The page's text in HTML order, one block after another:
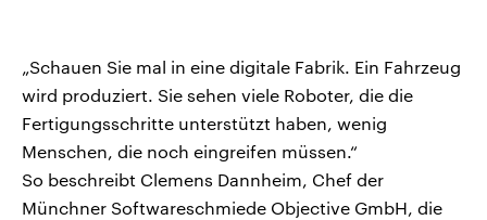
„Schauen Sie mal in eine digitale Fabrik. Ein Fahrzeug
wird produziert. Sie sehen viele Roboter, die die
Fertigungsschritte unterstützt haben, wenig
Menschen, die noch eingreifen müssen.“
So beschreibt Clemens Dannheim, Chef der
Münchner Softwareschmiede Objective GmbH, die